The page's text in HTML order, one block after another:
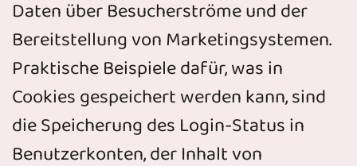
Daten über Besucherströme und der
Bereitstellung von Marketingsystemen.
Praktische Beispiele dafür, was in
Cookies gespeichert werden kann, sind
die Speicherung des Login-Status in
Benutzerkonten, der Inhalt von